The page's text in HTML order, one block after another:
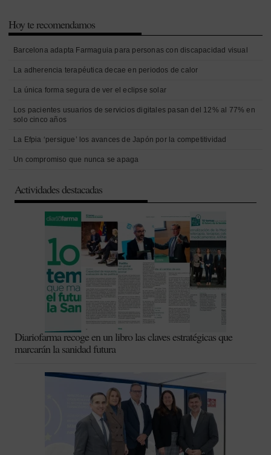
Hoy te recomendamos
Barcelona adapta Farmaguia para personas con discapacidad visual
La adherencia terapéutica decae en periodos de calor
La única forma segura de ver el eclipse solar
Los pacientes usuarios de servicios digitales pasan del 12% al 77% en
solo cinco años
La Efpia ‘persigue’ los avances de Japón por la competitividad
Un compromiso que nunca se apaga
Actividades destacadas
Diariofarma recoge en un libro las claves estratégicas que
marcarán la sanidad futura